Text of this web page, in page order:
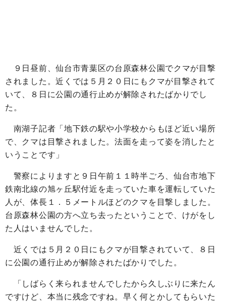
９日昼前、仙台市青葉区の台原森林公園でクマが目撃
されました。近くでは５月２０日にもクマが目撃されて
いて、８日に公園の通行止めが解除されたばかりでし
た。
南湖子記者「地下鉄の駅や小学校からもほど近い場所
で、クマは目撃されました。法面を走って姿を消したと
いうことです」
警察によりますと９日午前１１時半ごろ、仙台市地下
鉄南北線の旭ヶ丘駅付近を走っていた車を運転していた
人が、体長１．５メートルほどのクマを目撃しました。
台原森林公園の方へ立ち去ったということで、けがをし
た人はいませんでした。
近くでは５月２０日にもクマが目撃されていて、８日
に公園の通行止めが解除されたばかりでした。
「しばらく来られませんでしたから久しぶりに来たん
ですけど、本当に残念ですね。早く何とかしてもらいた